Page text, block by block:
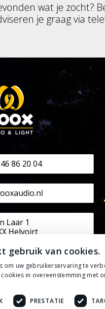
wat je zocht?
je graag via
86 20 04
Laar 1
Helvoirt
30
gebruik van cookies.
om uw gebruikerservaring te
in overeenstemming met
PRESTATIE